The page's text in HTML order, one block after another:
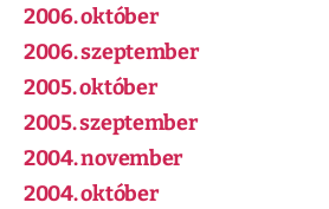
2006. október
2006. szeptember
2005. október
2005. szeptember
2004. november
2004. október